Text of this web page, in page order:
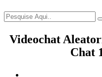
Videochat
Chat